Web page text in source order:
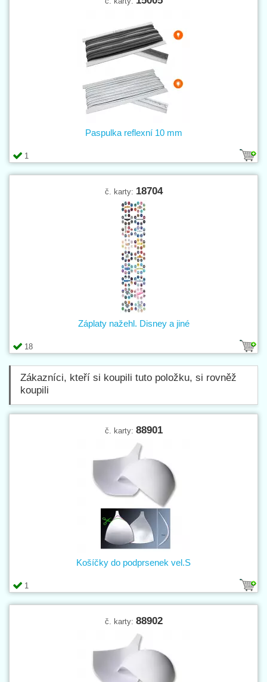
1
Paspulka reflexní 10 mm
č. karty: 18704
18
Záplaty nažehl. Disney a jiné
Zákazníci, kteří si koupili tuto položku, si rovněž
koupili
č. karty: 88901
1
Košíčky do podprsenek vel.S
č. karty: 88902